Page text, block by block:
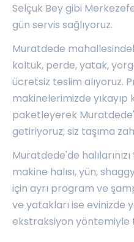
Selçuk Beygibi
gün servis sağlıyoruz.
Muratdede
koltuk, perde, yatak,
ücretsiz teslim alıyoruz.
makinelerimizde
paketleyerek
getiriyoruz; siz taşıma
Muratdede'de
makine halısı, yün,
için ayrı program ve
ve yatakları ise evinizde
ekstraksiyon yöntemiyle